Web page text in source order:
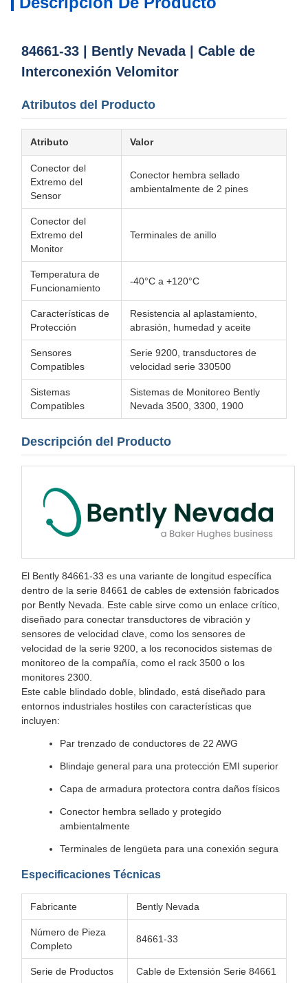
84661-33 | Bently Nevada | Cable de
Interconexión Velomitor
Atributos del Producto
Atributo Valor
Conector del
Extremo del
Sensor
Conector hembra sellado
ambientalmente de 2 pines
Conector del
Extremo del
Monitor
Terminales de anillo
Temperatura de
Funcionamiento
-40°C a +120°C
Características de
Protección
Resistencia al aplastamiento,
abrasión, humedad y aceite
Sensores
Compatibles
Serie 9200, transductores de
velocidad serie 330500
Sistemas
Compatibles
Sistemas de Monitoreo Bently
Nevada 3500, 3300, 1900
Descripción del Producto
El Bently 84661-33 es una variante de longitud específica
dentro de la serie 84661 de cables de extensión fabricados
por Bently Nevada. Este cable sirve como un enlace crítico,
diseñado para conectar transductores de vibración y
sensores de velocidad clave, como los sensores de
velocidad de la serie 9200, a los reconocidos sistemas de
monitoreo de la compañía, como el rack 3500 o los
monitores 2300.
Este cable blindado doble, blindado, está diseñado para
entornos industriales hostiles con características que
incluyen:
Par trenzado de conductores de 22 AWG
Blindaje general para una protección EMI superior
Capa de armadura protectora contra daños físicos
Conector hembra sellado y protegido
ambientalmente
Terminales de lengüeta para una conexión segura
Especificaciones Técnicas
Fabricante Bently Nevada
Número de Pieza
Completo
84661-33
Serie de Productos Cable de Extensión Serie 84661